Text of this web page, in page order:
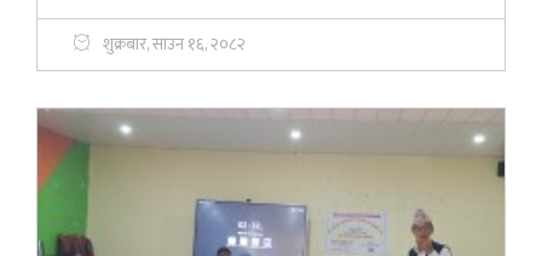
शुक्रबार, साउन १६, २०८२